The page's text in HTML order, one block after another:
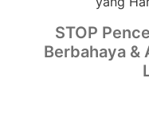
STOP
Berbahaya &